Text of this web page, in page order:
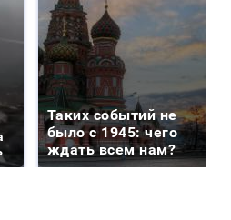
Таких событий не
было с 1945: чего
ждать всем нам?